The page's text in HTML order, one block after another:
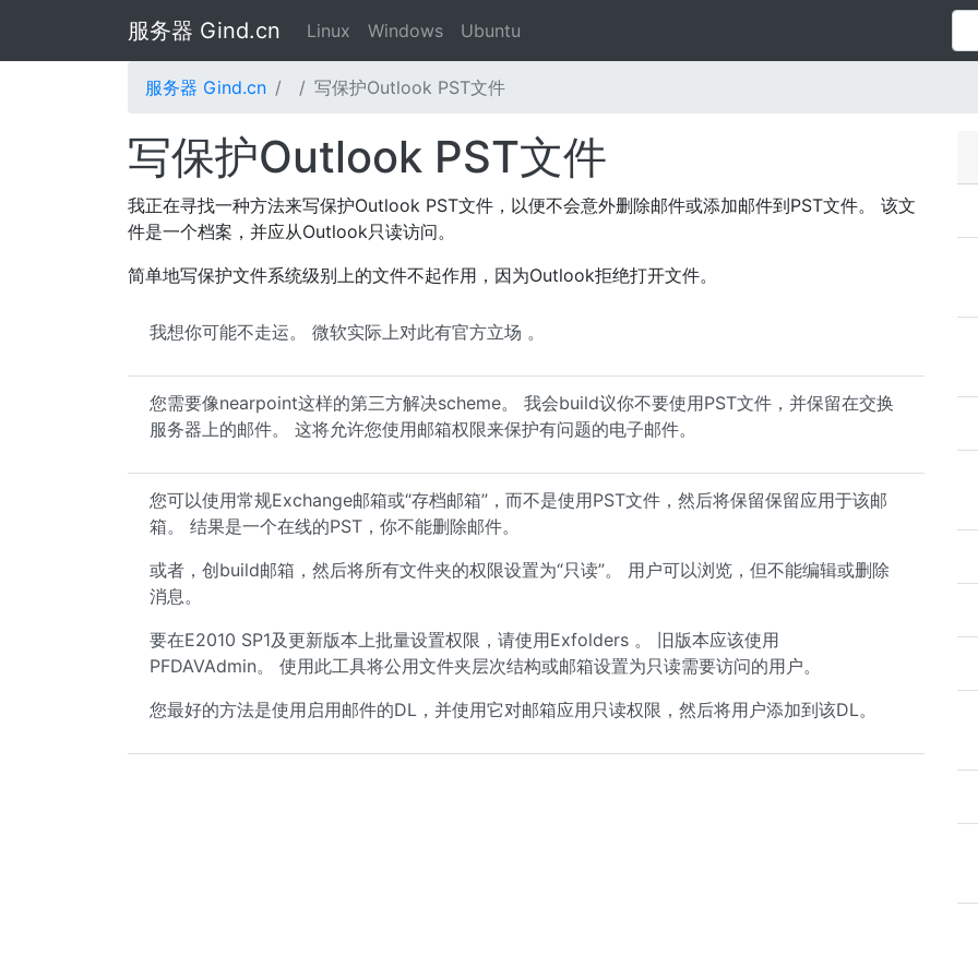
服务器 Gind.cn Linux Windows Ubuntu
服务器 Gind.cn 写保护Outlook PST文件
写保护Outlook PST文件
我正在寻找一种方法来写保护Outlook PST文件，以便不会意外删除邮件或添加邮件到PST文件。 该文
件是一个档案，并应从Outlook只读访问。
简单地写保护文件系统级别上的文件不起作用，因为Outlook拒绝打开文件。
我想你可能不走运。 微软实际上对此有官方立场 。
您需要像nearpoint这样的第三方解决scheme。 我会build议你不要使用PST文件，并保留在交换
服务器上的邮件。 这将允许您使用邮箱权限来保护有问题的电子邮件。
您可以使用常规Exchange邮箱或“存档邮箱”，而不是使用PST文件，然后将保留保留应用于该邮
箱。 结果是一个在线的PST，你不能删除邮件。
或者，创build邮箱，然后将所有文件夹的权限设置为“只读”。 用户可以浏览，但不能编辑或删除
消息。
要在E2010 SP1及更新版本上批量设置权限，请使用Exfolders 。 旧版本应该使用
PFDAVAdmin。 使用此工具将公用文件夹层次结构或邮箱设置为只读需要访问的用户。
您最好的方法是使用启用邮件的DL，并使用它对邮箱应用只读权限，然后将用户添加到该DL。